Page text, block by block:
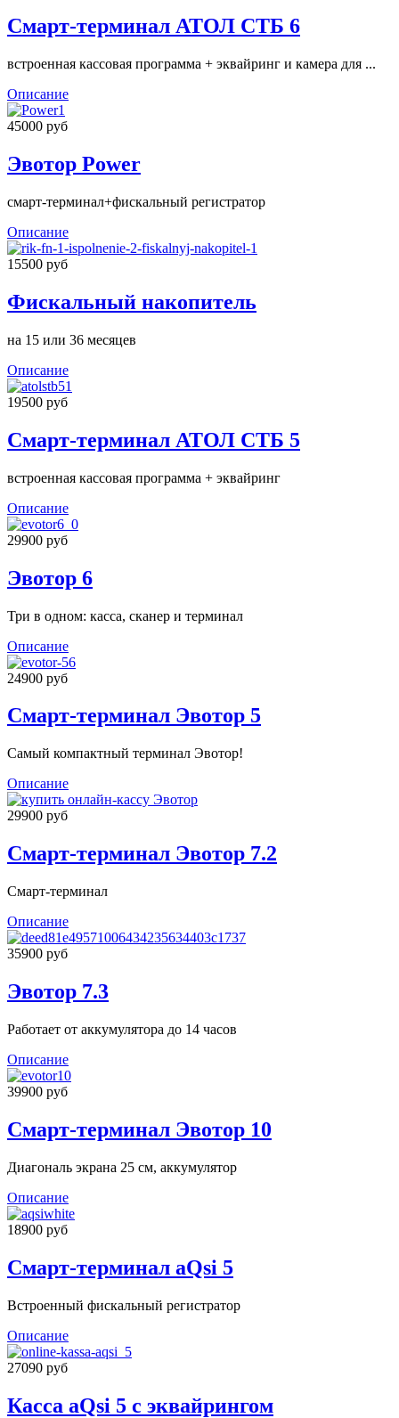
Смарт-терминал АТОЛ СТБ 6
встроенная кассовая программа + эквайринг и камера для ...
Описание
45000 руб
Эвотор Power
смарт-терминал+фискальный регистратор
Описание
15500 руб
Фискальный накопитель
на 15 или 36 месяцев
Описание
19500 руб
Смарт-терминал АТОЛ СТБ 5
встроенная кассовая программа + эквайринг
Описание
29900 руб
Эвотор 6
Три в одном: касса, сканер и терминал
Описание
24900 руб
Смарт-терминал Эвотор 5
Самый компактный терминал Эвотор!
Описание
29900 руб
Смарт-терминал Эвотор 7.2
Смарт-терминал
Описание
35900 руб
Эвотор 7.3
Работает от аккумулятора до 14 часов
Описание
39900 руб
Смарт-терминал Эвотор 10
Диагональ экрана 25 см, аккумулятор
Описание
18900 руб
Смарт-терминал aQsi 5
Встроенный фискальный регистратор
Описание
27090 руб
Касса aQsi 5 с эквайрингом